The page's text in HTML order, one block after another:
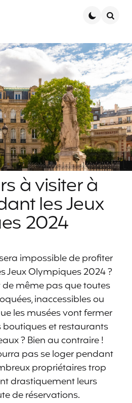
à visiter à
les Jeux
2024
impossible de profiter
Jeux Olympiques 2024 ?
de même pas que toutes
inaccessibles ou
les musées vont fermer
boutiques et restaurants
? Bien au contraire !
pas se loger pendant
propriétaires trop
drastiquement leurs
de réservations.